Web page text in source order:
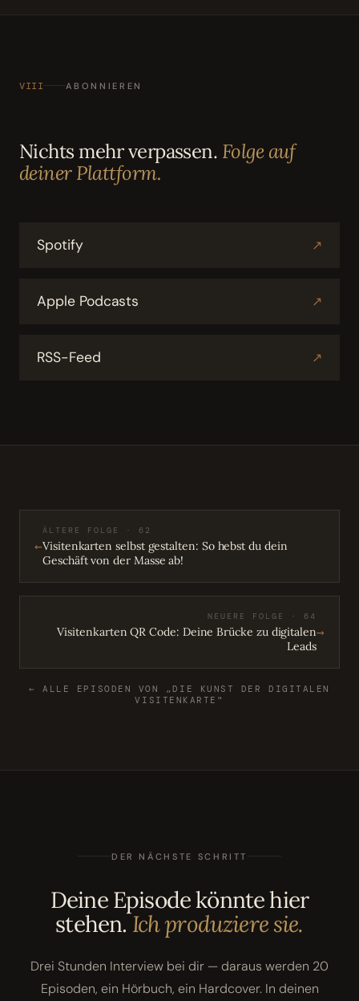
VIII ABONNIEREN
Nichts mehr verpassen. Folge auf
deiner Plattform.
Spotify ↗
Apple Podcasts ↗
RSS-Feed ↗
←
ÄLTERE FOLGE · 62
Visitenkarten selbst gestalten: So hebst du dein
Geschäft von der Masse ab!
NEUERE FOLGE · 64
Visitenkarten QR Code: Deine Brücke zu digitalen
Leads
→
← ALLE EPISODEN VON „DIE KUNST DER DIGITALEN
VISITENKARTE"
DER NÄCHSTE SCHRITT
Deine Episode könnte hier
stehen.Ich produziere sie.
Drei Stunden Interview bei dir — daraus werden 20
Episoden, ein Hörbuch, ein Hardcover. In deinen